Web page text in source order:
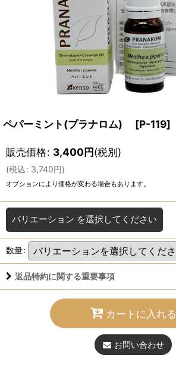
ペパーミント(プラナロム) [P-119]
販売価格: 3,400円(税別)
(税込: 3,740円)
オプションにより価格が変わる場合もあります。
バリエーション を選択してください
数量:
返品特約に関する重要事項
カートに入れる
お問い合わせ